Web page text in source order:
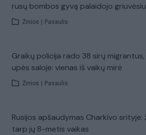
rusų bombos gyvą palaidojo
Žinios Pasaulis
Graikų policija rado 38 sirų
upės saloje: vienas iš vaikų mirė
Žinios Pasaulis
Rusijos apšaudymas Charkivo srityje:
tarp jų 8-metis vaikas